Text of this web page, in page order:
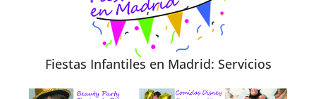
Fiestas Infantiles en Madrid: Servicios